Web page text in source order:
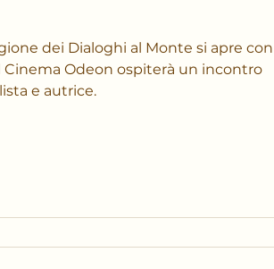
dei Dialoghi al Monte si apre con
e autrice.